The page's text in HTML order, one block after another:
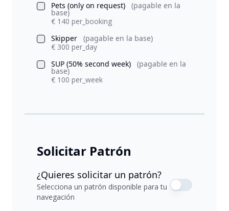
Pets (only on request)
(pagable en la
base)
€ 140 per_booking
Skipper
(pagable en la base)
€ 300 per_day
SUP (50% second week)
(pagable en la
base)
€ 100 per_week
Solicitar Patrón
¿Quieres solicitar un patrón?
Selecciona un patrón disponible para tu
navegación